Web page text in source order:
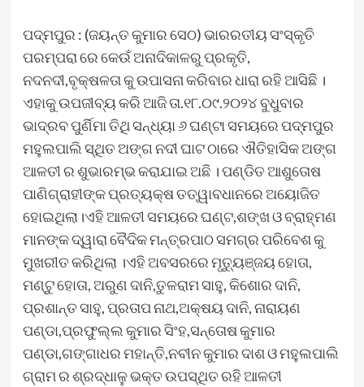
ପଦ୍ମପୁର : (ଜୟନ୍ତ କୁମାର ସେଠ) ଭାରରତୀୟ ସଂସ୍କୃତି
ପରମ୍ପରା ରେ କେଉଁ ଅନାଦିକାଳରୁ ପ୍ରକୃତି,
ନଦନଦୀ,ବୃକ୍ଷଳତା କୁ ଉପାସନା କରିବାର ଧାରା ରହି ଆସିଛି ।
ଏହାକୁ ଉପଜୀବ୍ୟ କରି ଆଜି ତା.୧୮.୦୯.୨୦୨୪ ବୁଧୁବାର
ଭାଦ୍ରବ ପୁର୍ଣିମା ତିଥି ସନ୍ଧ୍ୟା ୬ ଘଣ୍ଟା ସମୟରେ ପଦ୍ମପୁର
ମହୁଲପାଲି ସ୍ଥିତ ଅଙ୍ଗ ନଦୀ ଘାଟ ଠାରେ ଐତିହାସିକ ଅଙ୍ଗ
ଆଳତୀ ର ଶୁଭାରମ୍ଭ କରାଯାଇ ଅଛି । ପଣ୍ଡିତ ଆଶୁତୋଷ
ପାଣିଗ୍ରାହୀଙ୍କ ପ୍ରତ୍ୟକ୍ଷ ତତ୍ୱାବଧାନରେ ଅୟୋଜିତ
ହୋଇଥିଲା।ଏହି ଆଳତୀ ସମୟରେ ଘଣ୍ଟ,ଶଙ୍ଖ ଓ ବ୍ରାହ୍ମଣ
ମାନଙ୍କ ଦ୍ୱାରା ବୈଦିକ ମନ୍ତ୍ରପାଠ ସମଗ୍ର ପରିବେଶ କୁ
ମୁଖରୀତ କରିଥିଲା ।ଏହି ଅବସରରେ ମୃତ୍ୟୁଞ୍ଜୟ ହୋତା,
ମଣ୍ଟୁ ହୋତା, ଅରୁଣ ଦାନି,ତୁଳରାମ ସାହୁ, କିଶୋର ଦାନି,
ପ୍ରଶାନ୍ତ ସାହୁ, ପ୍ରତାପ ନାଥ,ଅକ୍ଷୟ ଦାନି, ନାରାୟଣ
ପଣ୍ଡା,ପ୍ରଫୁଲ୍ଲ କୁମାର ସିଂହ,ସନ୍ତୋଷ କୁମାର
ପଣ୍ଡା,ଗଙ୍ଗାଧର ମହାନ୍ତି,ନବୀନ କୁମାର ଦାଶ ଓ ମହୁଲପାଲି
ଗ୍ରାମ ର ଶ୍ରଦ୍ଧାଳୁ ଭକ୍ତ ଉପସ୍ଥିତ ରହି ଆଳତୀ